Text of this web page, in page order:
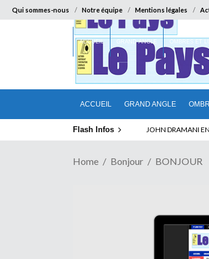
Qui sommes-nous Notre équipe Mentions légales
ACCUEIL GRAND ANGLE
ACCUEIL GRAND ANGLE OMBRES ET
Flash Infos JOHN
ABSENCE
Home Bonjour BONJOUR